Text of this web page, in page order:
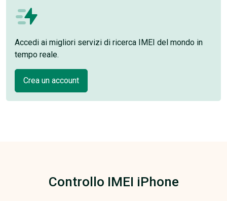
Accedi ai migliori servizi di ricerca IMEI del mondo in
tempo reale.
Crea un account
Controllo IMEI iPhone